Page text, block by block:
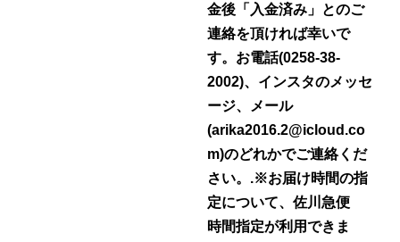
金後「入金済み」とのご
連絡を頂ければ幸いで
す。お電話(0258-38-
2002)、インスタのメッセ
ージ、メール
(arika2016.2@icloud.co
m)のどれかでご連絡くだ
さい。.※お届け時間の指
定について、佐川急便
時間指定が利用できま